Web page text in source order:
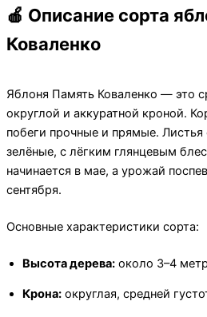
🍎 Описание сорта
Коваленко
Яблоня Память Коваленко — это
округлой и аккуратной кроной.
побеги прочные и прямые.
зелёные, с лёгким глянцевым
начинается в мае, а урожай
сентября.
Основные характеристики сорта:
Высота дерева: около 3–4
Крона: округлая, средней